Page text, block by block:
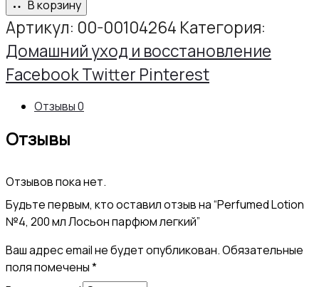
Perfumed
Lotion
№4,
Лосьон
легкий
В корзину
Артикул: 00-00104264 Категория:
Домашний уход и восстановление
Share
FacebookTwitter Pinterest
Отзывы0
Отзывы
Отзывов пока нет.
Будьте первым, кто оставил отзыв на “Perfumed Lotion
№4, 200 мл Лосьон парфюм легкий”
Ваш адрес email не будет опубликован.Обязательные
поля помечены*